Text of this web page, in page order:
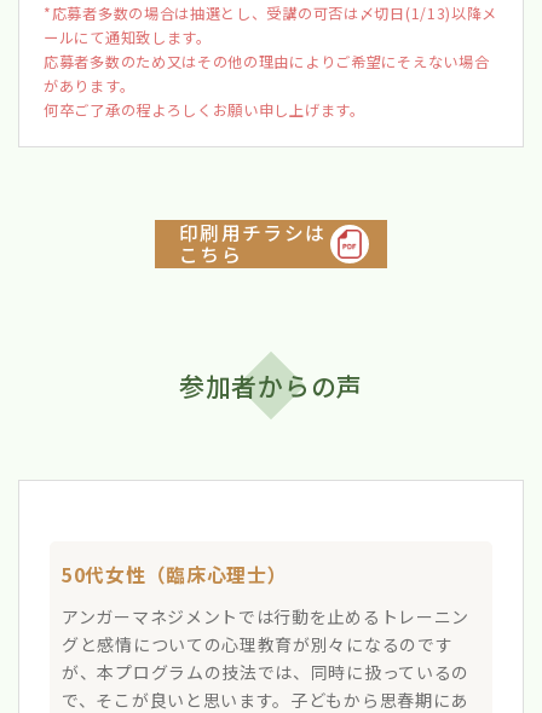
*応募者多数の場合は抽選とし、受講の可否は〆切日(1/13)以降メ
ールにて通知致します。
応募者多数のため又はその他の理由によりご希望にそえない場合
があります。
何卒ご了承の程よろしくお願い申し上げます。
印刷用チラシは
こちら
参加者からの声
50代女性（臨床心理士）
アンガーマネジメントでは行動を止めるトレーニン
グと感情についての心理教育が別々になるのです
が、本プログラムの技法では、同時に扱っているの
で、そこが良いと思います。子どもから思春期にあ